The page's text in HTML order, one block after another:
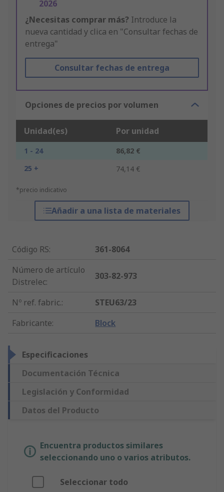
2026
¿Necesitas comprar más? Introduce la
nueva cantidad y clica en "Consultar fechas de
entrega"
Consultar fechas de entrega
Opciones de precios por volumen
Unidad(es) Por unidad
1 - 24
86,82 €
25 +
74,14 €
*precio indicativo
Añadir a una lista de materiales
Código RS:
361-8064
Número de artículo
Distrelec:
303-82-973
Nº ref. fabric.:
STEU63/23
Fabricante: Block
Especificaciones
Documentación Técnica
Legislación y Conformidad
Datos del Producto
Encuentra productos similares
seleccionando uno o varios atributos.
Seleccionar todo